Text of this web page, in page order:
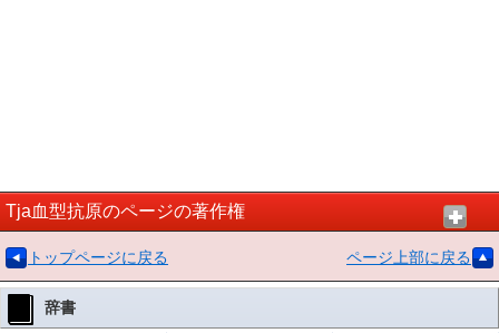
Tja血型抗原のページの著作権
トップページに戻る ページ上部に戻る
辞書